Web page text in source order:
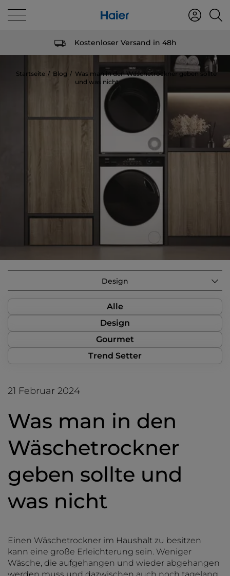
Kostenloser Versand in 48h
Startseite Blog
Was man in den Wäschetrockner geben sollte
und was nicht
Design
Alle
Design
Gourmet
Trend Setter
21 Februar 2024
Was man in den
Wäschetrockner
geben sollte und
was nicht
Einen Wäschetrockner im Haushalt zu besitzen
kann eine große Erleichterung sein. Weniger
Wäsche, die aufgehangen und wieder abgehangen